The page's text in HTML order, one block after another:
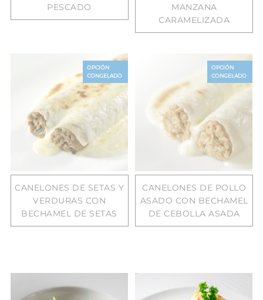
PESCADO
MANZANA
CARAMELIZADA
CANELONES DE SETAS Y
VERDURAS CON
BECHAMEL DE SETAS
OPCIÓN
CONGELADO
CANELONES DE POLLO
ASADO CON BECHAMEL
DE CEBOLLA ASADA
OPCIÓN
CONGELADO